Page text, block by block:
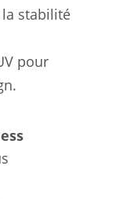
stabilité
pour